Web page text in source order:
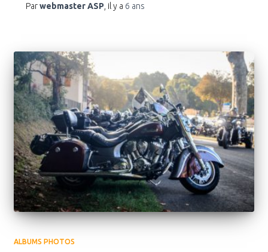
Parwebmaster ASP , il y a 6 ans
ALBUMS PHOTOS